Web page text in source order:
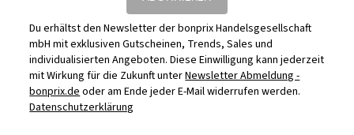
Du erhältst den Newsletter der bonprix Handelsgesellschaft
mbH mit exklusiven Gutscheinen, Trends, Sales und
individualisierten Angeboten. Diese Einwilligung kann jederzeit
mit Wirkung für die Zukunft unterNewsletter Abmeldung -
bonprix.deoder am Ende jeder E-Mail widerrufen werden.
Datenschutzerklärung